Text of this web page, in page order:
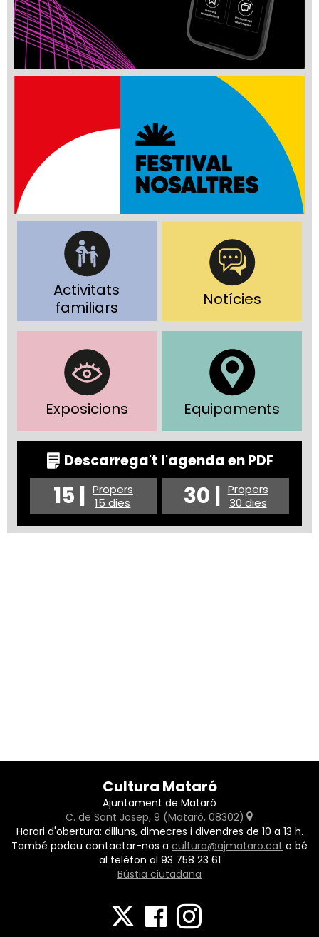
Activitats
familiars
Notícies
Exposicions Equipaments
Descarrega't l'agenda en PDF
15 | Propers
15 dies
30 | Propers
30 dies
Cultura Mataró
Ajuntament de Mataró
C. de Sant Josep, 9 (Mataró, 08302)
Horari d'obertura: dilluns, dimecres i divendres de 10 a 13 h.
També podeu contactar-nos a cultura@ajmataro.cat o bé
al telèfon al 93 758 23 61
Bústia ciutadana